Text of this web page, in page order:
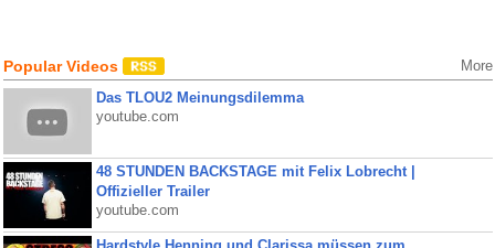
Popular Videos More
Das TLOU2 Meinungsdilemma
youtube.com
48 STUNDEN BACKSTAGE mit Felix Lobrecht |
Offizieller Trailer
youtube.com